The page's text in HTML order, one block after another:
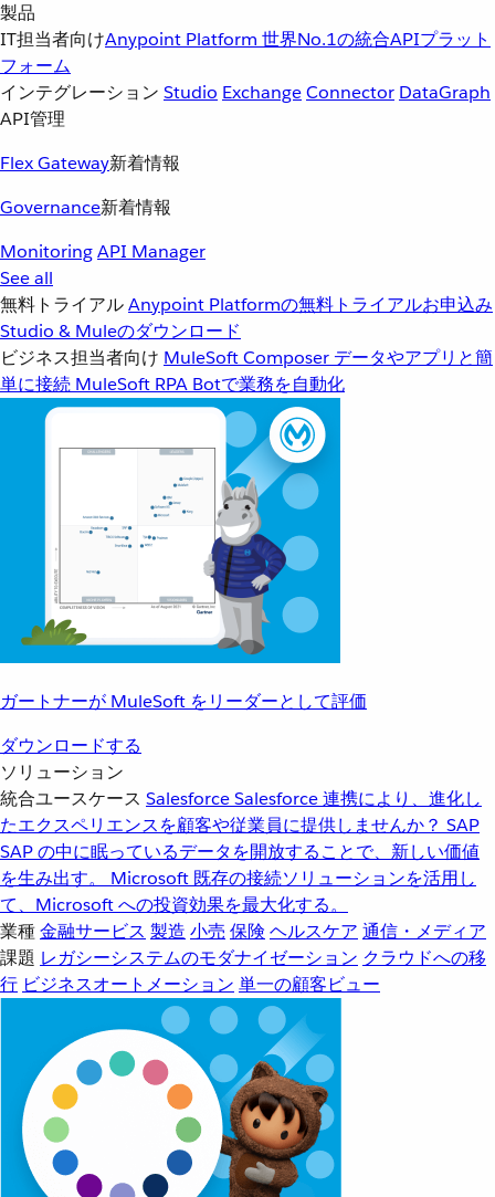
製品
IT担当者向けAnypoint Platform 世界No.1の統合APIプラット
フォーム
インテグレーション Studio ExchangeConnector DataGraph
API管理
Flex Gateway新着情報
Governance新着情報
MonitoringAPI Manager
See all
無料トライアルAnypoint Platformの無料トライアルお申込み
Studio & Muleのダウンロード
ビジネス担当者向け MuleSoft Composer データやアプリと簡
単に接続 MuleSoft RPA Botで業務を自動化
ガートナーが MuleSoft をリーダーとして評価
ダウンロードする
ソリューション
統合ユースケース SalesforceSalesforce 連携により、進化し
たエクスペリエンスを顧客や従業員に提供しませんか？ SAP
SAP の中に眠っているデータを開放することで、新しい価値
を生み出す。
Microsoft 既存の接続ソリューションを活用し
て、Microsoft への投資効果を最大化する。
業種金融サービス 製造 小売 保険 ヘルスケア 通信・メディア
課題 レガシーシステムのモダナイゼーション クラウドへの移
行 ビジネスオートメーション 単一の顧客ビュー